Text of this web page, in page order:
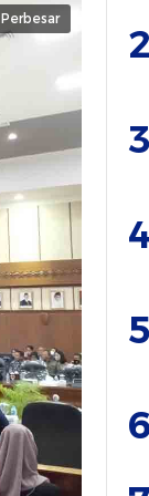
Perbesar
2
3
4
5
6